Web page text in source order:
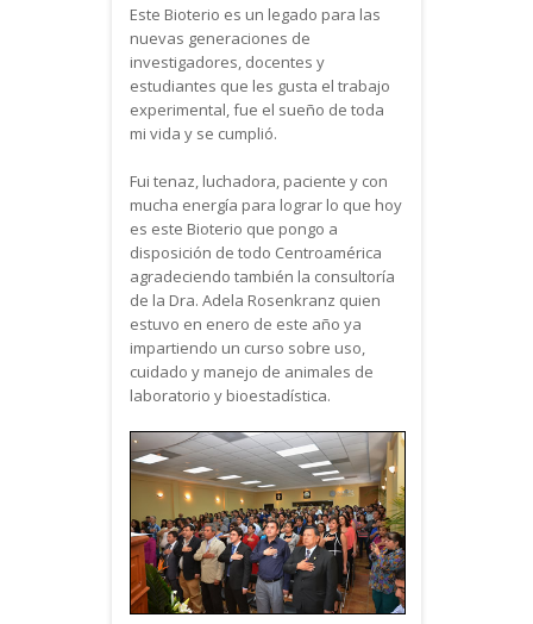
Este Bioterio es un legado para las
nuevas generaciones de
investigadores, docentes y
estudiantes que les gusta el trabajo
experimental, fue el sueño de toda
mi vida y se cumplió.
Fui tenaz, luchadora, paciente y con
mucha energía para lograr lo que hoy
es este Bioterio que pongo a
disposición de todo Centroamérica
agradeciendo también la consultoría
de la Dra. Adela Rosenkranz quien
estuvo en enero de este año ya
impartiendo un curso sobre uso,
cuidado y manejo de animales de
laboratorio y bioestadística.